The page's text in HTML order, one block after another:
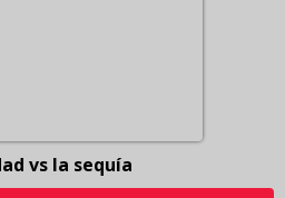
vs la sequía